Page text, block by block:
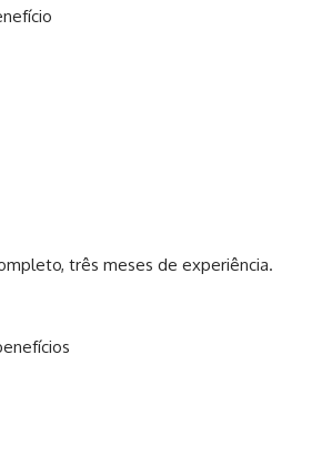
três meses de experiência.